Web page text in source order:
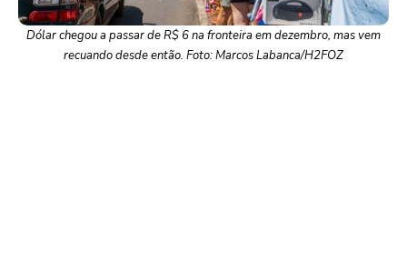
Dólar chegou a passar de R$ 6 na fronteira em dezembro, mas vem
recuando desde então. Foto: Marcos Labanca/H2FOZ